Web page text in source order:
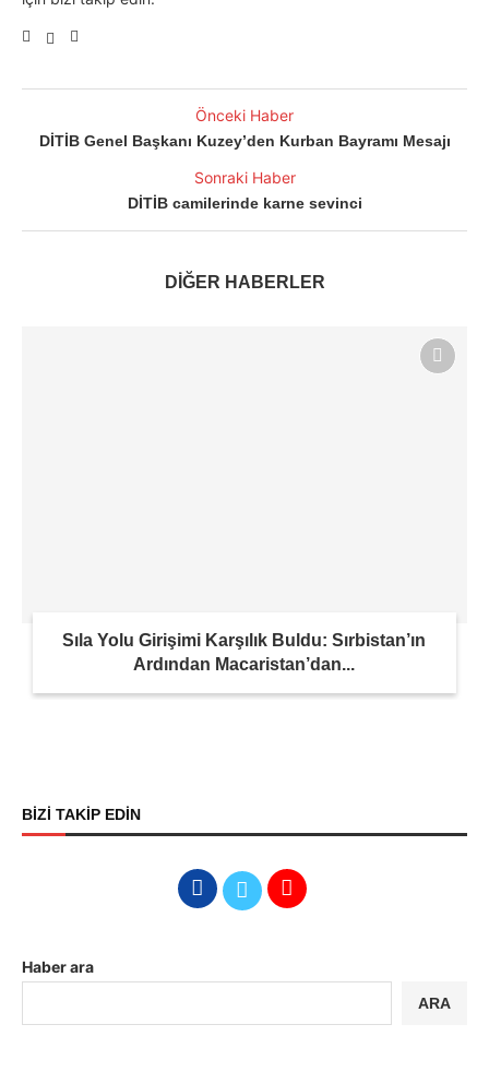
Önceki Haber
DİTİB Genel Başkanı Kuzey’den Kurban Bayramı Mesajı
Sonraki Haber
DİTİB camilerinde karne sevinci
DİĞER HABERLER
Sıla Yolu Girişimi Karşılık Buldu: Sırbistan’ın
Ardından Macaristan’dan...
BİZİ TAKİP EDİN
Haber ara
ARA